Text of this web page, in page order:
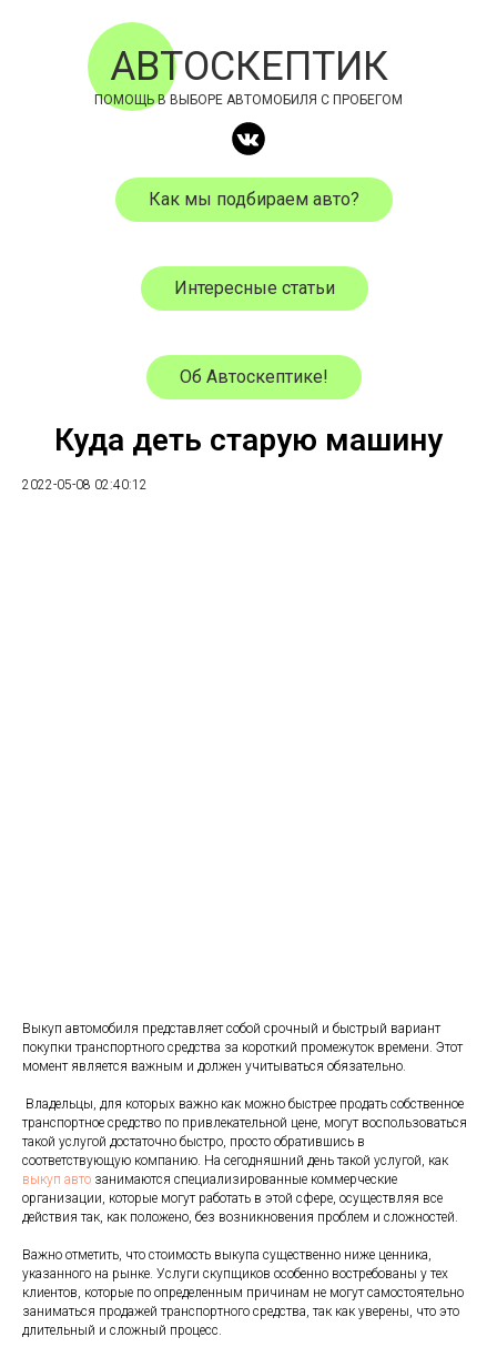
АВТОСКЕПТИК
ПОМОЩЬ В ВЫБОРЕ АВТОМОБИЛЯ С ПРОБЕГОМ
Как мы подбираем авто?
Интересные статьи
Об Автоскептике!
Куда деть старую машину
2022-05-08 02:40:12
Выкуп автомобиля представляет собой срочный и быстрый вариант
покупки транспортного средства за короткий промежуток времени. Этот
момент является важным и должен учитываться обязательно.
Владельцы, для которых важно как можно быстрее продать собственное
транспортное средство по привлекательной цене, могут воспользоваться
такой услугой достаточно быстро, просто обратившись в
соответствующую компанию. На сегодняшний день такой услугой, как
выкуп авто занимаются специализированные коммерческие
организации, которые могут работать в этой сфере, осуществляя все
действия так, как положено, без возникновения проблем и сложностей.
Важно отметить, что стоимость выкупа существенно ниже ценника,
указанного на рынке. Услуги скупщиков особенно востребованы у тех
клиентов, которые по определенным причинам не могут самостоятельно
заниматься продажей транспортного средства, так как уверены, что это
длительный и сложный процесс.